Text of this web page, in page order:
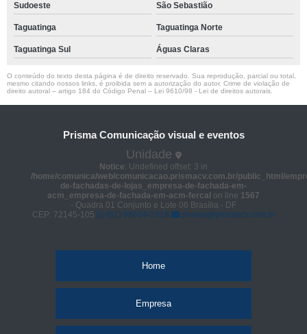
Sudoeste São Sebastião
Taguatinga Taguatinga Norte
Taguatinga Sul Águas Claras
O conteúdo do texto desta página é de direito reservado. Sua reprodução, parcial ou total,
mesmo citando nossos links, é proibida sem a autorização do autor. Crime de violação de
direito autoral – artigo 184 do Código Penal – Lei 9610/98 - Lei de direitos autorais
Prisma Comunicação visual e eventos
Unidade
Notice: Undefined offset: 3 in
/home/comunica/web/comunicacao.prismacv.com.br/public_html/
de-fachadas-de-lojas_empresa-de-fachada-em-
acm_empresa-de-fachada-em-acm-fercal on line 1567
- Quadra 01 Conjunto e Lote 06 Brasília - DF
CEP: 72145-105
(61) 98664-2818 prisma@prismacv.com.br
Home
Empresa